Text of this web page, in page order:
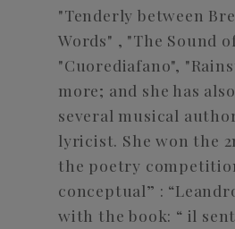
"Tenderly between
Words" , "The Sound
"Cuorediafano",
more; and she has
several musical
lyricist. She won the
the poetry
conceptual” :
with the book: “ il